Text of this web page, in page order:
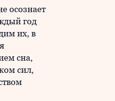
осознает
год
их, в
сна,
сил,